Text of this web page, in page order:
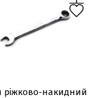
ріжково-накидний